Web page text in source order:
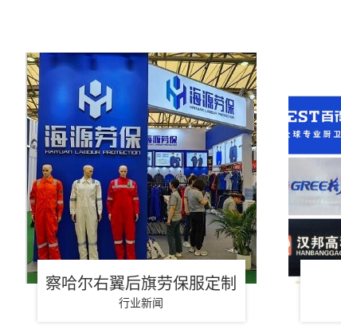
察哈尔右翼后旗劳保服定制
行业新闻